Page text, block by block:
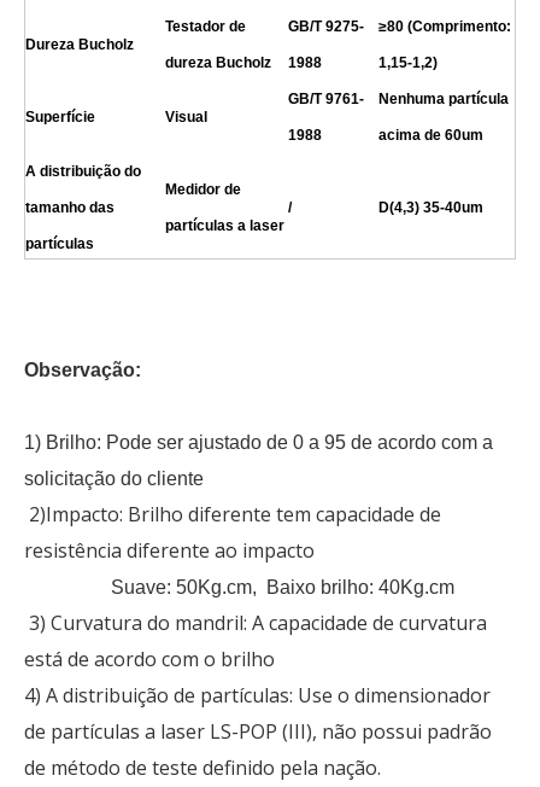
Dureza Bucholz
Testador de
dureza Bucholz
GB/T 9275-
1988
≥80 (Comprimento:
1,15-1,2)
Superfície Visual
GB/T 9761-
1988
Nenhuma partícula
acima de 60um
A distribuição do
tamanho das
partículas
Medidor de
partículas a laser
/ D(4,3) 35-40um
Observação:
1) Brilho: Pode ser ajustado de 0 a 95 de acordo com a
solicitação do cliente
2)Impacto: Brilho diferente tem capacidade de
resistência diferente ao impacto
Suave: 50Kg.cm, Baixo brilho: 40Kg.cm
3) Curvatura do mandril: A capacidade de curvatura
está de acordo com o brilho
4) A distribuição de partículas: Use o dimensionador
de partículas a laser LS-POP (III), não possui padrão
de método de teste definido pela nação.